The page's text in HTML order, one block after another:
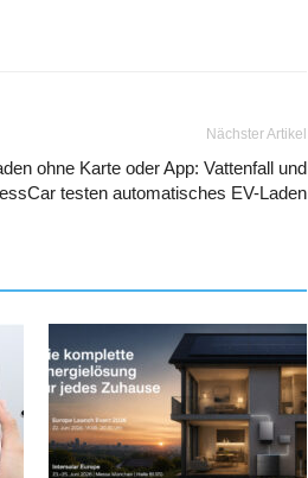
Nächster Artikel
ohne Karte oder App: Vattenfall und
testen automatisches EV-Laden